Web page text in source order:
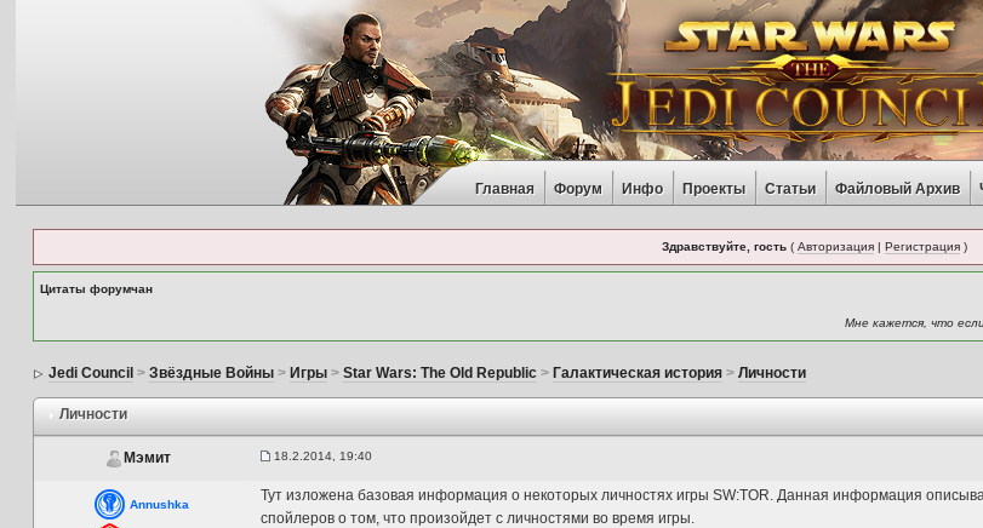
Главная Форум Инфо Проекты Статьи Файловый Архив
Здравствуйте, гость( Авторизация| Регистрация)
Цитаты форумчан
Мне кажется, что
Jedi Council > Звёздные Войны> Игры> Star Wars: The Old Republic> Галактическая история> Личности
Личности
Мэмит 18.2.2014, 19:40
Annushka Тут изложена базовая информация о некоторых личностях игры SW:TOR. Данная информация
спойлеров о том, что произойдет с личностями во время игры.